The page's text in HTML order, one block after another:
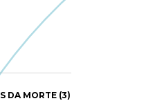
DA MORTE (3)